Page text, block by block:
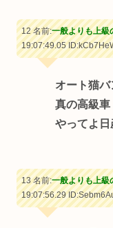
12 名前:一般よりも上級
19:07:49.05
オート猫
真の高級車
やってよ日
13 名前:一般よりも上級
19:07:56.29